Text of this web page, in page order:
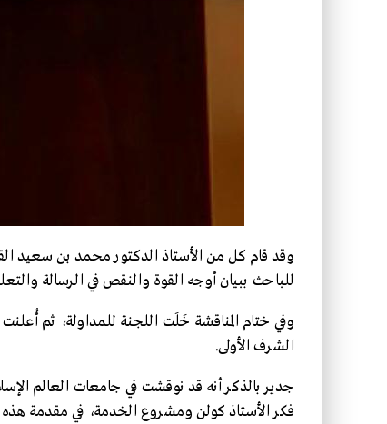
وقد قام كل من الأستاذ الدكتور محمد بن سعيد
للباحث ببيان أوجه القوة والنقص في الرسالة
وفي ختام المناقشة خَلَت اللجنة للمداولة، ثم
الشرف الأولى.
جدير بالذكر أنه قد نوقشت في جامعات العالم
فكر الأستاذ كولن ومشروع الخدمة، في مقدمة